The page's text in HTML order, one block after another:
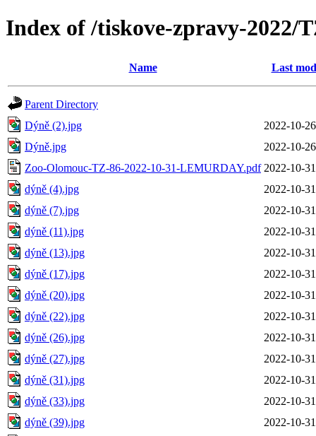
Index of /tiskove-zpravy-2022/
Name Last
Parent Directory
Dýně (2).jpg
2022-10-
Dýně.jpg
2022-10-
Zoo-Olomouc-TZ-86-2022-10-31-LEMURDAY.pdf 2022-10-
dýně (4).jpg
2022-10-
dýně (7).jpg
2022-10-
dýně (11).jpg
2022-10-
dýně (13).jpg
2022-10-
dýně (17).jpg
2022-10-
dýně (20).jpg
2022-10-
dýně (22).jpg
2022-10-
dýně (26).jpg
2022-10-
dýně (27).jpg
2022-10-
dýně (31).jpg
2022-10-
dýně (33).jpg
2022-10-
dýně (39).jpg
2022-10-